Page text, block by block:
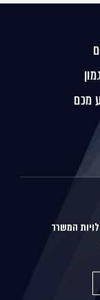
מכם
המשרד